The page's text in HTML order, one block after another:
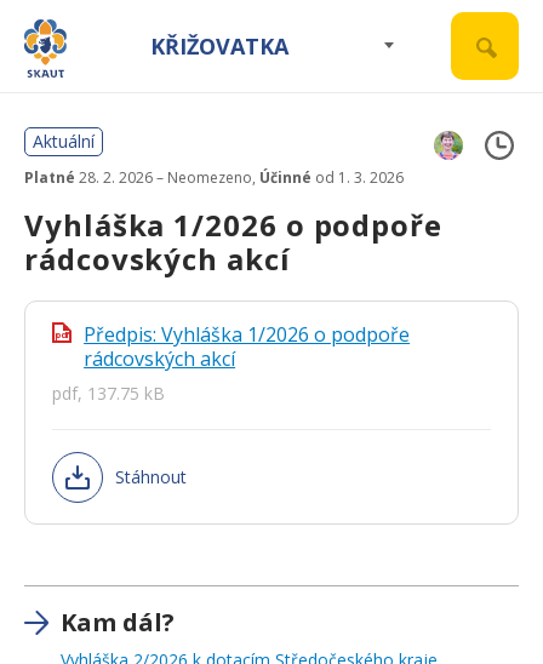
KŘIŽOVATKA
Aktuální
Platné 28. 2. 2026 – Neomezeno, Účinné od 1. 3. 2026
Vyhláška 1/2026 o podpoře
rádcovských akcí
pdf
Předpis: Vyhláška 1/2026 o podpoře
rádcovských akcí
pdf, 137.75 kB
Stáhnout
Kam dál?